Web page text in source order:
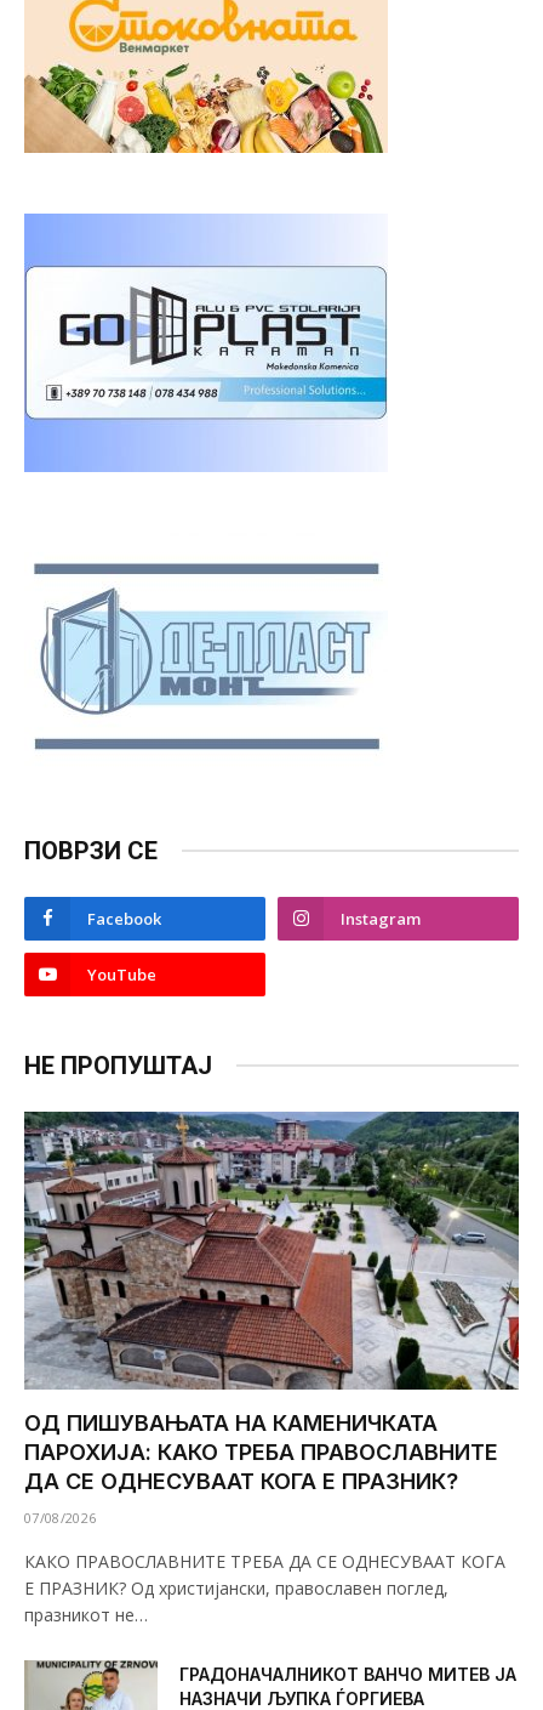
ПОВРЗИ СЕ
Facebook Instagram
YouTube
НЕ ПРОПУШТАЈ
ОД ПИШУВАЊАТА НА КАМЕНИЧКАТА
ПАРОХИЈА: КАКО ТРЕБА ПРАВОСЛАВНИТЕ
ДА СЕ ОДНЕСУВААТ КОГА Е ПРАЗНИК?
07/08/2026
КАКО ПРАВОСЛАВНИТЕ ТРЕБА ДА СЕ ОДНЕСУВААТ КОГА
Е ПРАЗНИК? Од христијански, православен поглед,
празникот не…
ГРАДОНАЧАЛНИКОТ ВАНЧО МИТЕВ ЈА
НАЗНАЧИ ЉУПКА ЃОРГИЕВА